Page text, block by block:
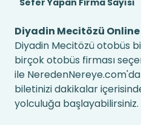
Sefer Yapan Firma Sayısı
Diyadin Mecitözü
Diyadin Mecitözü otobüs
birçok otobüs firması
ile
biletinizi dakikalar
yolculuğa başlayabilirsiniz.